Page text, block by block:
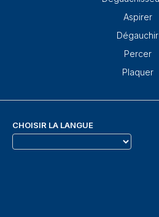
Aspirer
Dégauchir
Percer
Plaquer
CHOISIR LA LANGUE